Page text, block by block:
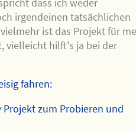
dass ich weder
irgendeinen tatsächlichen
ist das Projekt für
vielleicht hilft's ja bei der
fahren:
Projekt zum Probieren und